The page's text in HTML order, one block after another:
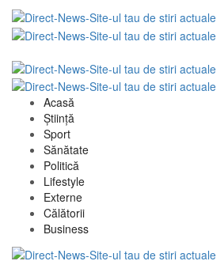
Acasă
Știință
Sport
Sănătate
Politică
Lifestyle
Externe
Călătorii
Business